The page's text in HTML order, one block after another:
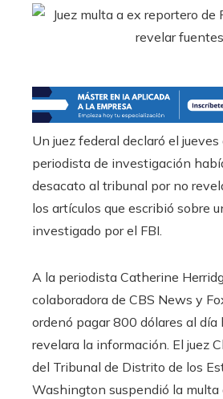
Un juez federal declaró el
periodista de investigación
desacato al tribunal por no
los artículos que escribió sobre
investigado por el FBI.
A la periodista Catherine
colaboradora de CBS News y
ordenó pagar 800 dólares al día
revelara la información. El juez
del Tribunal de Distrito de los
Washington suspendió la multa